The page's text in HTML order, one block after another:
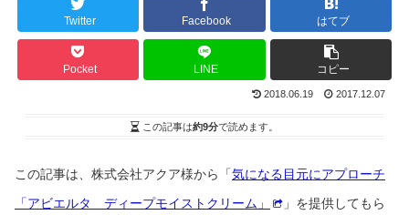
Twitter Facebook はてブ
Pocket LINE コピー
2018.06.19 2017.12.07
この記事は約9分で読めます。
この記事は、株式会社アクア様から「気になる目元にアプローチ
「アビエルタ ディープモイストクリーム」
」を提供してもら